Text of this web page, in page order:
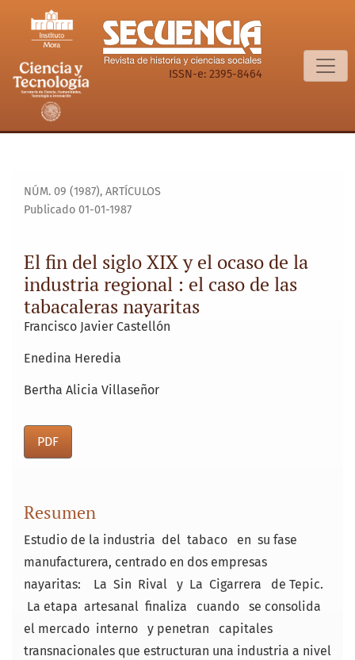
El fin del siglo XIX y el ocaso de la industria regional : el
ISSN-e: 2395-8464
NÚM. 09 (1987), ARTÍCULOS
El fin del siglo XIX y el ocaso de la
industria regional : el caso de las
tabacaleras nayaritas
Publicado 01-01-1987
Francisco Javier Castellón
Enedina Heredia
Bertha Alicia Villaseñor
PDF
Resumen
Estudio de la industria del tabaco en su fase
manufacturera, centrado en dos empresas
nayaritas: La Sin Rival y La Cigarrera de Tepic.
La etapa artesanal finaliza cuando se consolida
el mercado interno y penetran ca­pitales
transnacionales que estructuran una industria a nivel